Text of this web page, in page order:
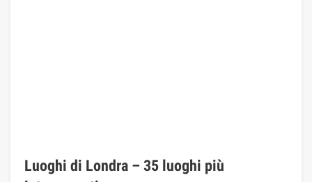
Luoghi di Londra – 35 luoghi più